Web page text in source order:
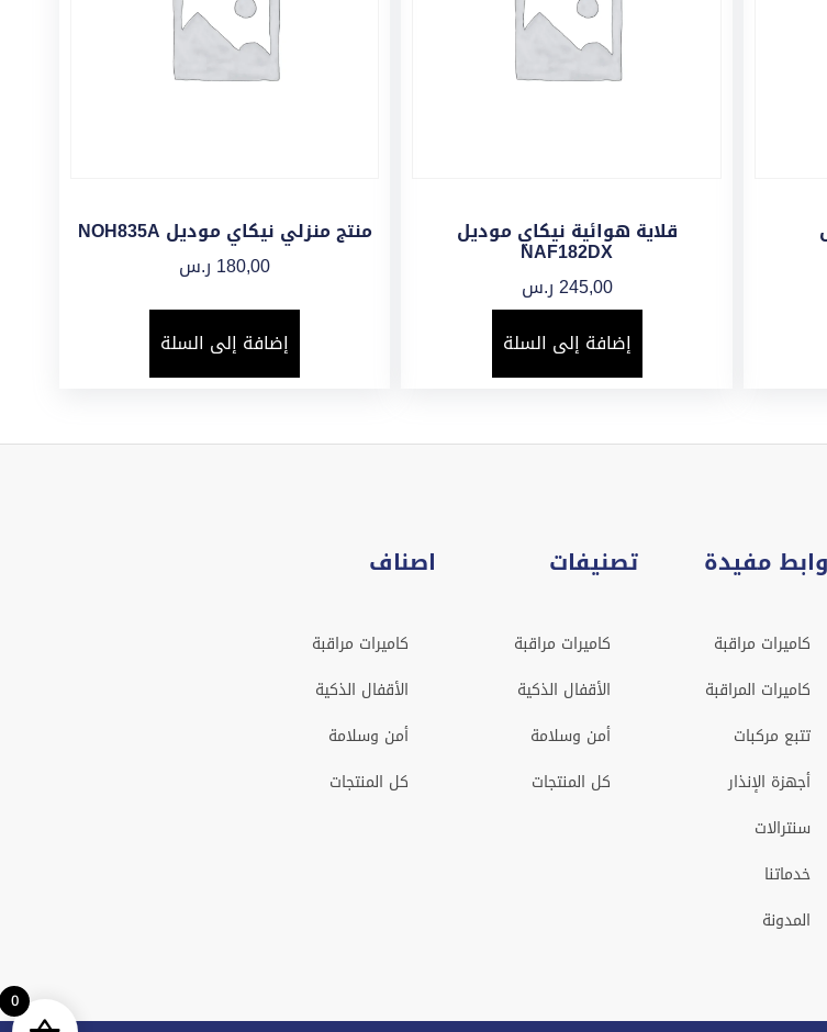
قلاية هوائية نيكاي موديل
NAF182DX
245,00ر.س
إضافة إلى السلة
منتج منزلي نيكاي موديل NOH835A
180,00 ر.س
إضافة إلى السلة
مفيدة
كاميرات مراقبة
كاميرات المراقبة
تتبع مركبات
أجهزة الإنذار
سنترالات
خدماتنا
المدونة
تصنيفات
كاميرات مراقبة
الأقفال الذكية
أمن وسلامة
كل المنتجات
اصناف
كاميرات مراقبة
الأقفال الذكية
أمن وسلامة
كل المنتجات
0